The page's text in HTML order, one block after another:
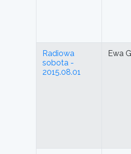
Radiowa
sobota -
2015.08.01
Ewa